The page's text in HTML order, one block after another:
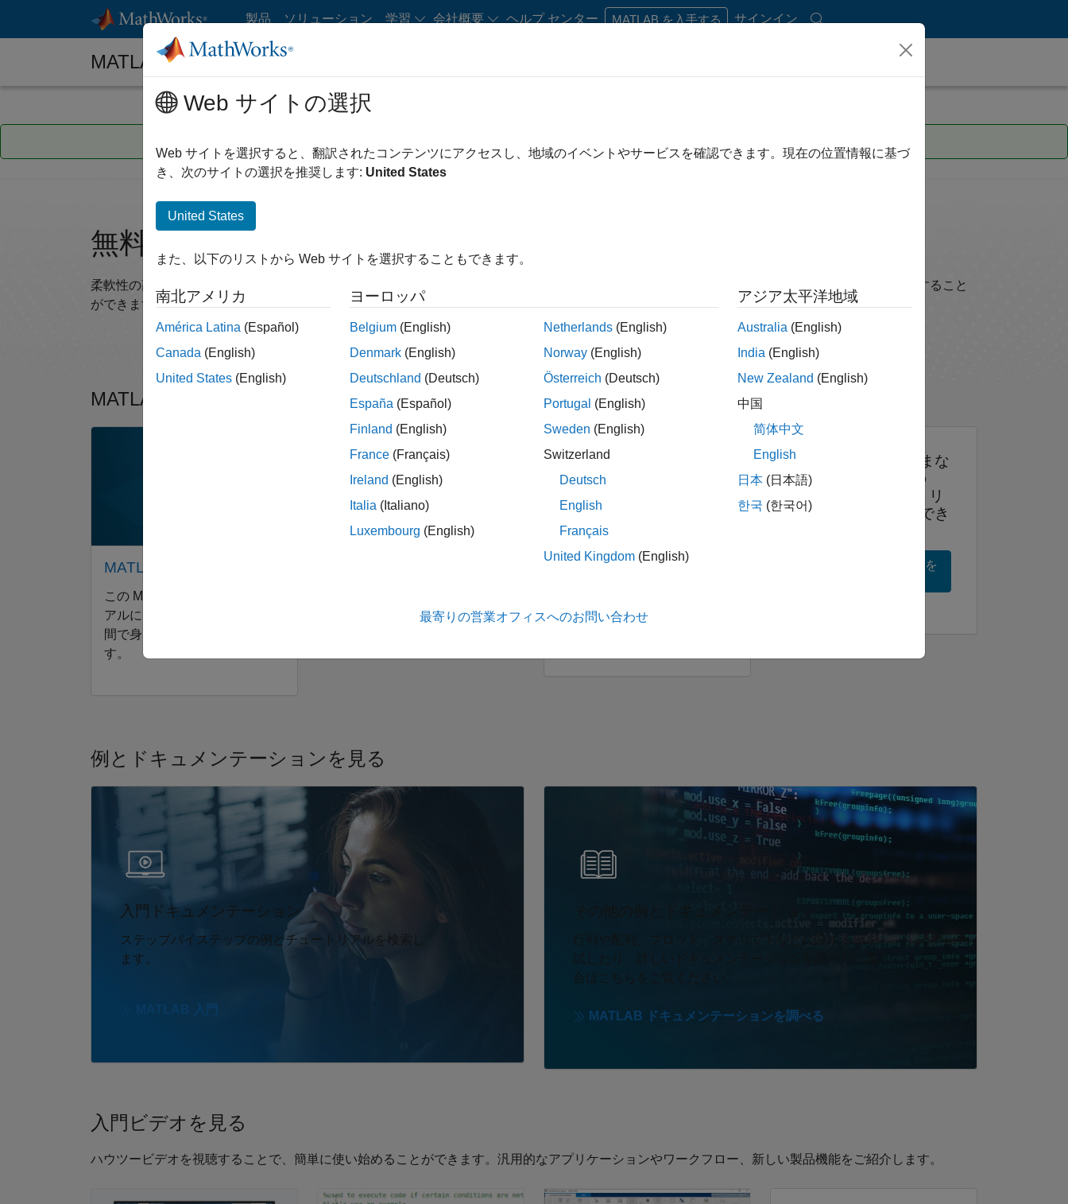
コンテンツへスキップ
製品 ソリューション 学習 会社概要 ヘルプ センター MATLAB を入手する サインイン
MATLAB チュートリアル
無料の MATLAB チュートリアルで学習を始めましょう
柔軟性の高い学習オプションを通じて知識を深めたり、ドキュメンテーションやコード例を閲覧したり、製品機能に関するハウツービデオを視聴すること
ができます。
MATLAB のご利用がはじめての場合は、ここから始めましょう
MATLAB 入門
この MATLAB
アルによって、基本知識を短時
間で身につけることができま
す。
パネルナビゲーション
術の基礎を学びます。
パネルナビゲーション
信号処理入門
理技術の基礎を対話形式で学ぶ
その他にもさまざまな
自己学習形式の
MATLAB チュートリ
アルが無料で利用でき
すべての入門コースを
例とドキュメンテーションを見る
パネルナビゲーション
入門ドキュメンテーション
ステップバイステップの例とチュートリアルを検索し
ます。
MATLAB 入門
行列や配列、プロット、スクリプトなどに関する例を
試したり、詳しいドキュメンテーションを調べたい場
合はこちらをご覧ください。
MATLAB ドキュメンテーションを調べる
入門ビデオを見る
ハウツービデオを視聴することで、簡単に使い始めることができます。汎用的なアプリケーションやワークフロー、新しい製品機能をご紹介します。
MATLAB プログラムの記述方法 MATLAB とは
Web サイトの選択
Web サイトを選択すると、翻訳されたコンテンツにアクセスし、地域のイベントやサービスを確認できます。現在の位置情報に基づ
き、次のサイトの選択を推奨します: United States
United States
また、以下のリストから Web サイトを選択することもできます。
南北アメリカ
América Latina (Español)
Canada (English)
United States (English)
ヨーロッパ
Belgium (English)
Denmark (English)
Deutschland (Deutsch)
España (Español)
Finland (English)
France (Français)
Ireland (English)
Italia (Italiano)
Luxembourg (English)
Netherlands (English)
Norway (English)
Österreich (Deutsch)
Portugal (English)
Sweden (English)
Switzerland
Deutsch
English
Français
United Kingdom (English)
アジア太平洋地域
Australia (English)
India (English)
New Zealand (English)
中国
简体中文
English
日本 (日本語)
한국 (한국어)
最寄りの営業オフィスへのお問い合わせ